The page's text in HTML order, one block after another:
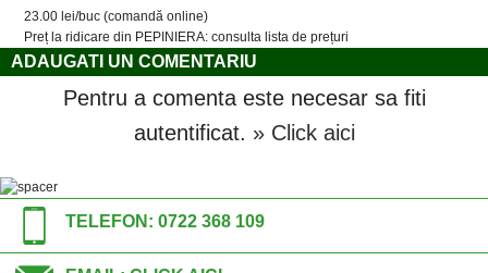
23.00 lei/buc (comandă online)
Preț la ridicare din PEPINIERA: consulta lista de prețuri
ADAUGATI UN COMENTARIU
Pentru a comenta este necesar sa fiti
autentificat. » Click aici
TELEFON: 0722 368 109